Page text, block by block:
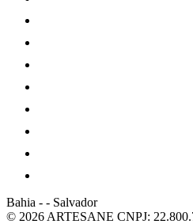
Bahia - - Salvador
© 2026 ARTESANE CNPJ: